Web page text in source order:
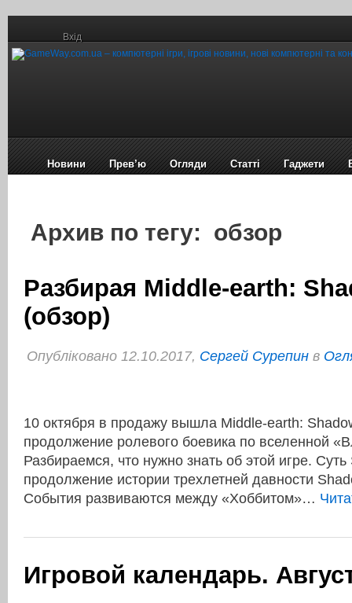
Вхід
Новини Прев’ю Огляди Статті Гаджети
Архив по тегу: обзор
Разбирая Middle-earth:
(обзор)
Опубліковано 12.10.2017, Сергей Сурепин в
10 октября в продажу вышла Middle-earth:
продолжение ролевого боевика по вселенной
Разбираемся, что нужно знать об этой игре.
продолжение истории трехлетней давности
События развиваются между «Хоббитом»…
Игровой календарь.